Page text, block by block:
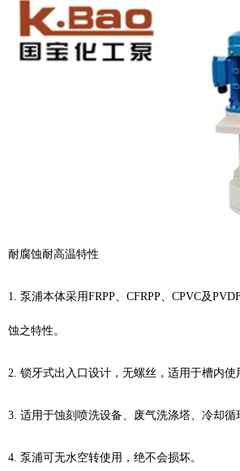
耐腐蚀耐高温特性
1. 泵浦本体采用FRPP、CFRPP、CPVC及
蚀之特性。
2. 锁牙式出入口设计，无螺丝，适用于槽内使
3. 适用于蚀刻喷洗设备、废气洗涤塔、冷却循
4. 泵浦可无水空转使用，绝不会损坏。